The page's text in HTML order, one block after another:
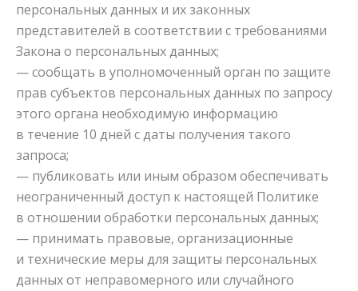
персональных данных и их законных
представителей в соответствии с требованиями
Закона о персональных данных;
— сообщать в уполномоченный орган по защите
прав субъектов персональных данных по запросу
этого органа необходимую информацию
в течение 10 дней с даты получения такого
запроса;
— публиковать или иным образом обеспечивать
неограниченный доступ к настоящей Политике
в отношении обработки персональных данных;
— принимать правовые, организационные
и технические меры для защиты персональных
данных от неправомерного или случайного